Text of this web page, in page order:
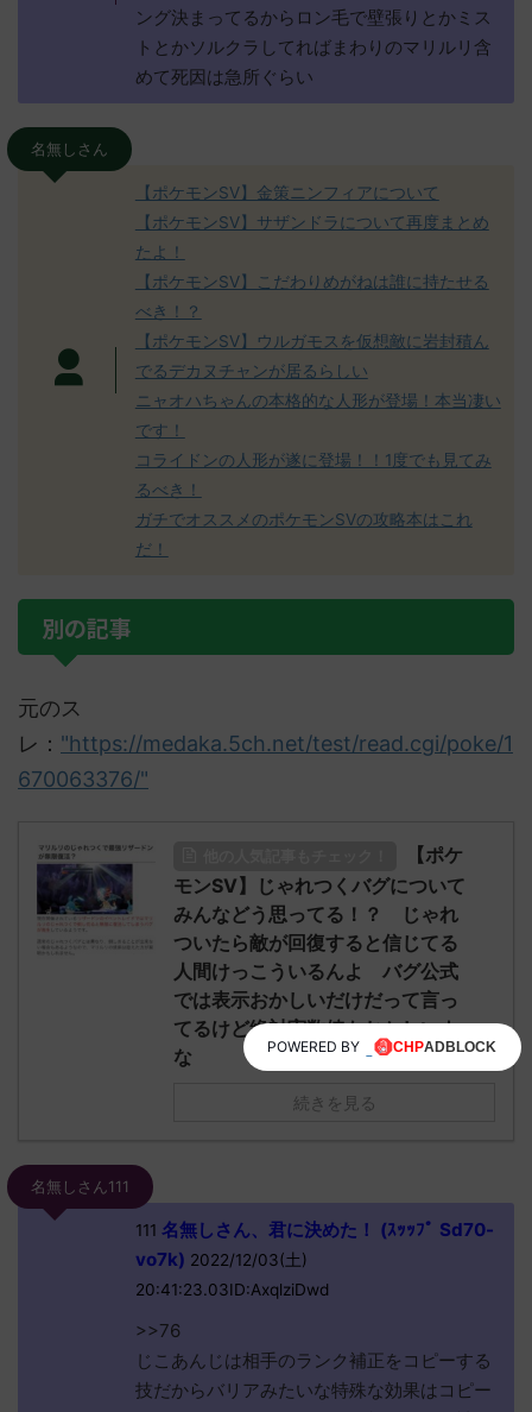
ング決まってるからロン毛で壁張りとかミス
トとかソルクラしてればまわりのマリルリ含
めて死因は急所ぐらい
名無しさん
【ポケモンSV】金策ニンフィアについて
【ポケモンSV】サザンドラについて再度まとめ
たよ！
【ポケモンSV】こだわりめがねは誰に持たせる
べき！？
【ポケモンSV】ウルガモスを仮想敵に岩封積ん
でるデカヌチャンが居るらしい
ニャオハちゃんの本格的な人形が登場！本当凄い
です！
コライドンの人形が遂に登場！！1度でも見てみ
るべき！
ガチでオススメのポケモンSVの攻略本はこれ
だ！
別の記事
元のス
レ： "https://medaka.5ch.net/test/read.cgi/poke/1
670063376/"
【ポケ
モンSV】じゃれつくバグについて
みんなどう思ってる！？ じゃれ
ついたら敵が回復すると信じてる
人間けっこういるんよ バグ公式
では表示おかしいだけだって言っ
てるけど絶対実数値もおかしいよ
な
続きを見る
名無しさん111
111 名無しさん、君に決めた！ (ｽｯｯﾌﾟ Sd70-
vo7k) 2022/12/03(土)
20:41:23.03ID:AxqlziDwd
>>76
じこあんじは相手のランク補正をコピーする
技だからバリアみたいな特殊な効果はコピー
POWERED BY